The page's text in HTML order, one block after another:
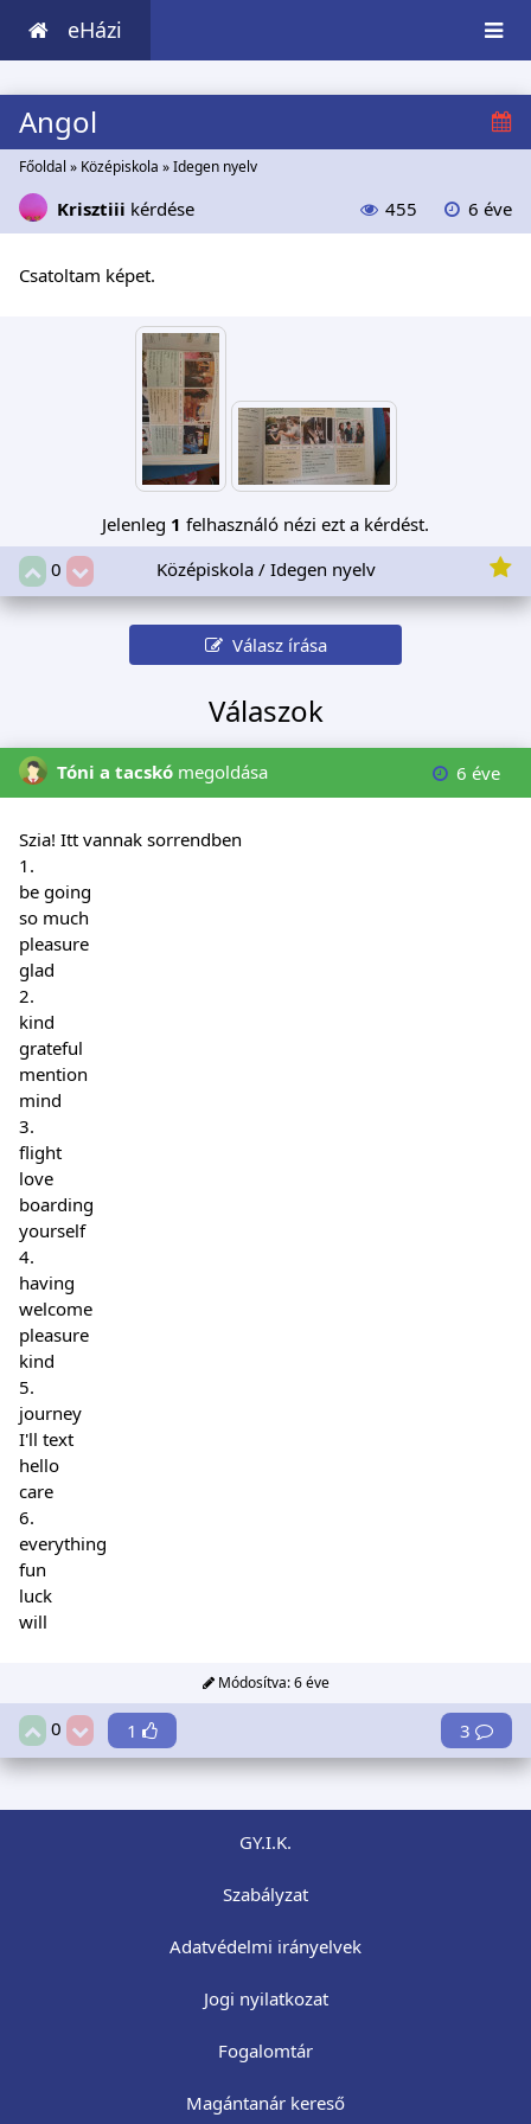
eHázi
Angol
Főoldal » Középiskola »Idegen nyelv
Krisztiii kérdése 455 6 éve
Csatoltam képet.
Jelenleg 1 felhasználó nézi ezt a kérdést.
0
Középiskola / Idegen nyelv
Válasz írása
Válaszok
Tóni a tacskó megoldása 6 éve
Szia! Itt vannak sorrendben
1.
be going
so much
pleasure
glad
2.
kind
grateful
mention
mind
3.
flight
love
boarding
yourself
4.
having
welcome
pleasure
kind
5.
journey
I'll text
hello
care
6.
everything
fun
luck
will
Módosítva:6 éve
0 1 3
GY.I.K.
Szabályzat
Adatvédelmi irányelvek
Jogi nyilatkozat
Fogalomtár
Magántanár kereső